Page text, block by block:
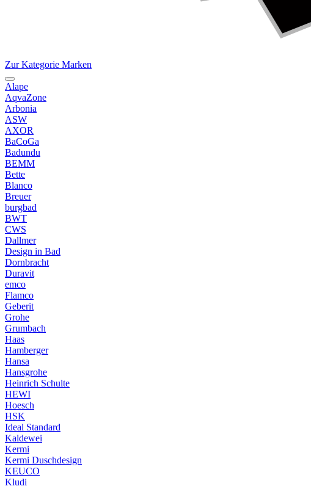
Zur Kategorie Marken
Alape
AqvaZone
Arbonia
ASW
AXOR
BaCoGa
Badundu
BEMM
Bette
Blanco
Breuer
burgbad
BWT
CWS
Dallmer
Design in Bad
Dornbracht
Duravit
emco
Flamco
Geberit
Grohe
Grumbach
Haas
Hamberger
Hansa
Hansgrohe
Heinrich Schulte
HEWI
Hoesch
HSK
Ideal Standard
Kaldewei
Kermi
Kermi Duschdesign
KEUCO
Kludi